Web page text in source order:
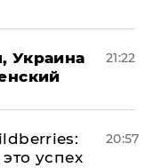
Украина
21:22
успех
20:57